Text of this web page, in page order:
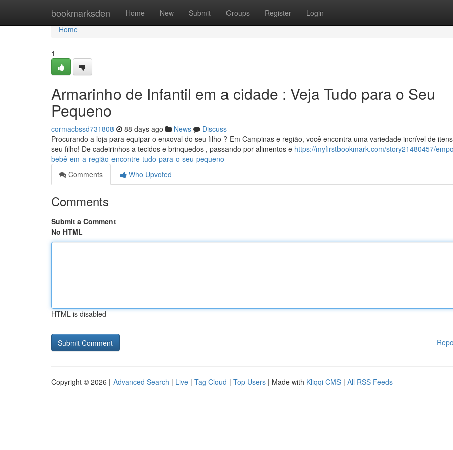
bookmarksden Home New Submit Groups Register Login
Home
Home
1
Armarinho de Infantil em a cidade : Veja Tudo para o Seu
Pequeno
cormacbssd731808 88 days ago News
Discuss
Procurando a loja para equipar o enxoval do seu filho ? Em Campinas e região, você encontra uma variedade incrível de
seu filho! De cadeirinhos a tecidos e brinquedos , passando por alimentos e https://myfirstbookmark.com/story21480457/
bebê-em-a-região-encontre-tudo-para-o-seu-pequeno
Comments
Who Upvoted
Comments
Submit a Comment
No HTML
HTML is disabled
Copyright © 2026 | Advanced Search | Live | Tag Cloud | Top Users | Made with Kliqqi CMS | All RSS Feeds